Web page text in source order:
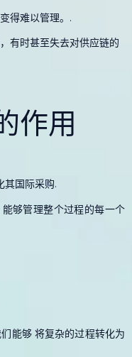
得难以管理。.
有时甚至失去对供应链的
作用
其国际采购.
能够管理整个过程的每一个
能够 将复杂的过程转化为